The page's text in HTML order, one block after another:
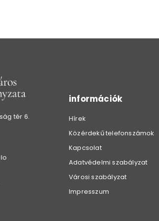
tér 6.
információk
Hírek
Közérdekű telefonszámok
Kapcsolat
Adatvédelmi szabályzat
Városi szabályzat
Impresszum